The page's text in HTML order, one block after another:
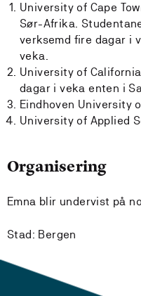
University of Cape
Sør-Afrika.
verksemd fire dagar i
veka.
University of
dagar i veka enten i
Eindhoven University
University of Applied
Organisering
Emna blir undervist på
Stad: Bergen